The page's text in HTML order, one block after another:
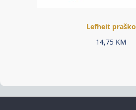
Lefheit praško
14,75 KM